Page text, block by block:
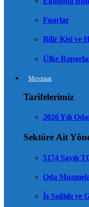
Fuarlar
Bilir Kişi ve
Ülke
Mevzuat
Tarifelerimiz
2026 Yılı
Sektöre Ait
5174 Sayılı
Oda
İş Sağlığı